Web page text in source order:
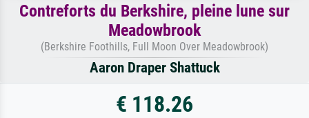
Contreforts du Berkshire, pleine lune sur
Meadowbrook
(Berkshire Foothills, Full Moon Over Meadowbrook)
Aaron Draper Shattuck
€ 118.26